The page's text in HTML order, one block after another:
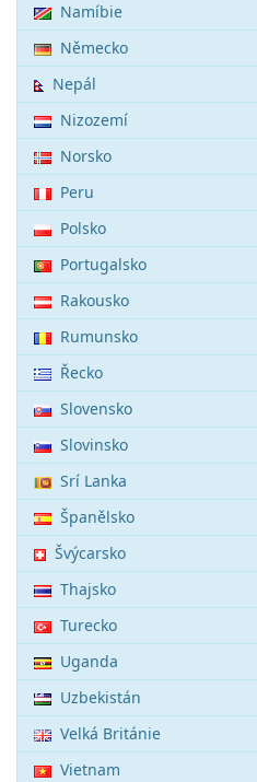
Namíbie
Německo
Nepál
Nizozemí
Norsko
Peru
Polsko
Portugalsko
Rakousko
Rumunsko
Řecko
Slovensko
Slovinsko
Srí Lanka
Španělsko
Švýcarsko
Thajsko
Turecko
Uganda
Uzbekistán
Velká Británie
Vietnam